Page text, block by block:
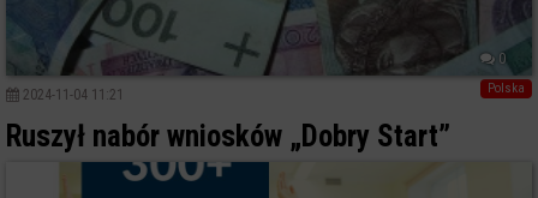
0
Polska
2024-11-04 11:21
Ruszył nabór wniosków „Dobry Start”